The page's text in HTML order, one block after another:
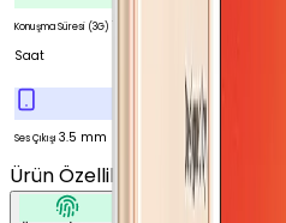
Konuşma Süresi (3G) 7
Saat
Ses Çıkışı 3.5 mm
Ürün Özellikleri Tümünü Gör